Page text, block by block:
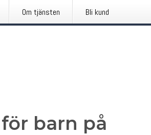
Om tjänsten Bli kund
barn på